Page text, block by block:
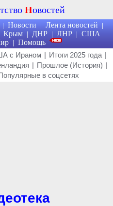
Новостей
| Новости | Лента новостей |
Крым | ДНР | ЛНР | США |
| Помощь
с Ираном | Итоги 2025 года |
| Прошлое (История) |
в соцсетях